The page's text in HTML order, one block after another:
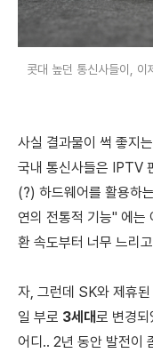
콧대 높던 통신사들이,
사실 결과물이 썩 좋지
국내 통신사들은 IPTV
(?) 하드웨어를 활용하
연의 전통적 기능" 에는
환 속도부터 너무 느리
자, 그런데 SK와 제휴된
일 부로 3세대 로 변경
어디.. 2년 동안 발전이